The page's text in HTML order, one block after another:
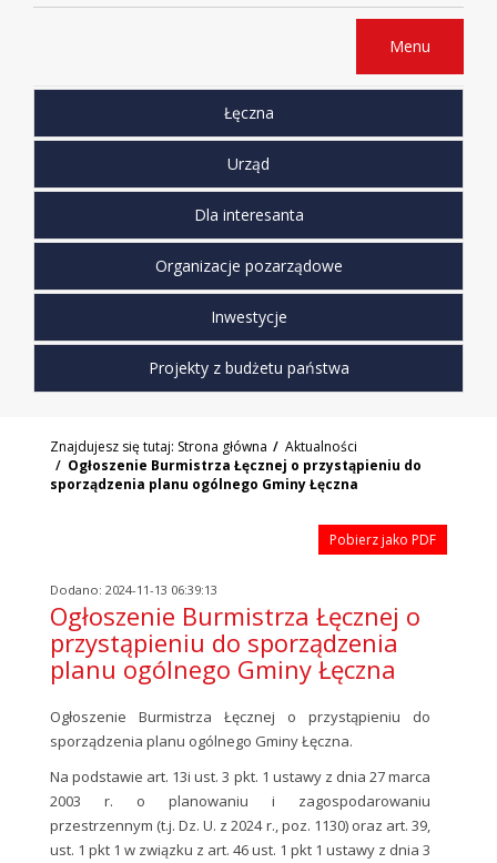
Menu
Łęczna
Urząd
Dla interesanta
Organizacje pozarządowe
Inwestycje
Projekty z budżetu państwa
Znajdujesz się tutaj: Strona główna
Aktualności
Ogłoszenie Burmistrza Łęcznej o przystąpieniu do
sporządzenia planu ogólnego Gminy Łęczna
Pobierz jako PDF
Dodano: 2024-11-13 06:39:13
Ogłoszenie Burmistrza Łęcznej o
przystąpieniu do sporządzenia
planu ogólnego Gminy Łęczna
Ogłoszenie Burmistrza Łęcznej o przystąpieniu do
sporządzenia planu ogólnego Gminy Łęczna.
Na podstawie art. 13i ust. 3 pkt. 1 ustawy z dnia 27 marca
2003 r. o planowaniu i zagospodarowaniu
przestrzennym (t.j. Dz. U. z 2024 r., poz. 1130) oraz art. 39,
ust. 1 pkt 1 w związku z art. 46 ust. 1 pkt 1 ustawy z dnia 3